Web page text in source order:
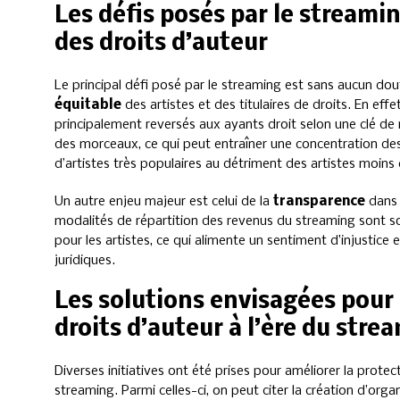
Les défis posés par le
des droits d’auteur
Le principal défi posé par le streaming est sans aucun
équitabledes artistes et des titulaires de droits. En
principalement reversés aux ayants droit selon une clé
des morceaux, ce qui peut entraîner une concentration
d’artistes très populaires au détriment des artistes moins
Un autre enjeu majeur est celui de la transparencedans
modalités de répartition des revenus du streaming sont
pour les artistes, ce qui alimente un sentiment
juridiques.
Les solutions envisagées
droits d’auteur à l’ère du
Diverses initiatives ont été prises pour améliorer la
streaming. Parmi celles-ci, on peut citer la création